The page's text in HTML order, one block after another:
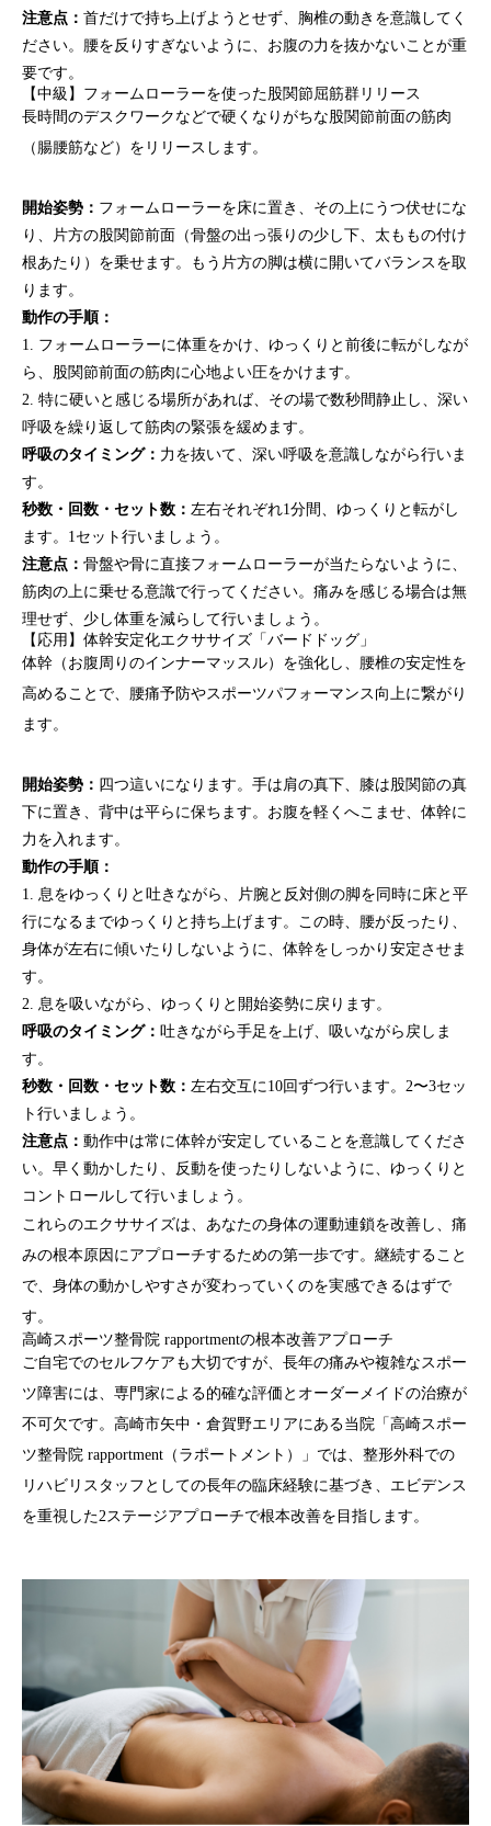
注意点： 首だけで持ち上げようとせず、胸椎の動きを意識してく
ださい。腰を反りすぎないように、お腹の力を抜かないことが重
要です。
【中級】フォームローラーを使った股関節屈筋群リリース
長時間のデスクワークなどで硬くなりがちな股関節前面の筋肉
（腸腰筋など）をリリースします。
開始姿勢： フォームローラーを床に置き、その上にうつ伏せにな
り、片方の股関節前面（骨盤の出っ張りの少し下、太ももの付け
根あたり）を乗せます。もう片方の脚は横に開いてバランスを取
ります。
動作の手順：
1. フォームローラーに体重をかけ、ゆっくりと前後に転がしなが
ら、股関節前面の筋肉に心地よい圧をかけます。
2. 特に硬いと感じる場所があれば、その場で数秒間静止し、深い
呼吸を繰り返して筋肉の緊張を緩めます。
呼吸のタイミング： 力を抜いて、深い呼吸を意識しながら行いま
す。
秒数・回数・セット数： 左右それぞれ1分間、ゆっくりと転がし
ます。1セット行いましょう。
注意点： 骨盤や骨に直接フォームローラーが当たらないように、
筋肉の上に乗せる意識で行ってください。痛みを感じる場合は無
理せず、少し体重を減らして行いましょう。
【応用】体幹安定化エクササイズ「バードドッグ」
体幹（お腹周りのインナーマッスル）を強化し、腰椎の安定性を
高めることで、腰痛予防やスポーツパフォーマンス向上に繋がり
ます。
開始姿勢： 四つ這いになります。手は肩の真下、膝は股関節の真
下に置き、背中は平らに保ちます。お腹を軽くへこませ、体幹に
力を入れます。
動作の手順：
1. 息をゆっくりと吐きながら、片腕と反対側の脚を同時に床と平
行になるまでゆっくりと持ち上げます。この時、腰が反ったり、
身体が左右に傾いたりしないように、体幹をしっかり安定させま
す。
2. 息を吸いながら、ゆっくりと開始姿勢に戻ります。
呼吸のタイミング： 吐きながら手足を上げ、吸いながら戻しま
す。
秒数・回数・セット数： 左右交互に10回ずつ行います。2〜3セッ
ト行いましょう。
注意点： 動作中は常に体幹が安定していることを意識してくださ
い。早く動かしたり、反動を使ったりしないように、ゆっくりと
コントロールして行いましょう。
これらのエクササイズは、あなたの身体の運動連鎖を改善 し、 痛
みの根本原因 にアプローチするための第一歩です。継続すること
で、身体の動かしやすさが変わっていくのを実感できるはずで
す。
高崎スポーツ整骨院 rapportmentの根本改善アプローチ
ご自宅でのセルフケアも大切ですが、 長年の痛みや複雑なスポー
ツ障害には、専門家による的確な評価とオーダーメイドの治療が
不可欠です。高崎市矢中・倉賀野エリアにある当院「高崎スポー
ツ整骨院 rapportment（ラポートメント）」では、整形外科での
リハビリスタッフとしての長年の臨床経験に基づき、エビデンス
を重視した2ステージアプローチで根本改善を目指します。